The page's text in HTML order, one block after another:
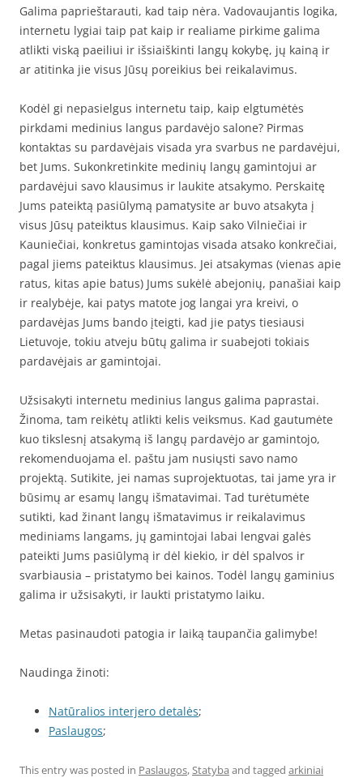
Galima paprieštarauti, kad taip nėra. Vadovaujantis logika,
internetu lygiai taip pat kaip ir realiame pirkime galima
atlikti viską paeiliui ir išsiaiškinti langų kokybę, jų kainą ir
ar atitinka jie visus Jūsų poreikius bei reikalavimus.
Kodėl gi nepasielgus internetu taip, kaip elgtumėtės
pirkdami medinius langus pardavėjo salone? Pirmas
kontaktas su pardavėjais visada yra svarbus ne pardavėjui,
bet Jums. Sukonkretinkite medinių langų gamintojui ar
pardavėjui savo klausimus ir laukite atsakymo. Perskaitę
Jums pateiktą pasiūlymą pamatysite ar buvo atsakyta į
visus Jūsų pateiktus klausimus. Kaip sako Vilniečiai ir
Kauniečiai, konkretus gamintojas visada atsako konkrečiai,
pagal jiems pateiktus klausimus. Jei atsakymas (vienas apie
ratus, kitas apie batus) Jums sukėlė abejonių, panašiai kaip
ir realybėje, kai patys matote jog langai yra kreivi, o
pardavėjas Jums bando įteigti, kad jie patys tiesiausi
Lietuvoje, tokiu atveju būtų galima ir suabejoti tokiais
pardavėjais ar gamintojai.
Užsisakyti internetu medinius langus galima paprastai.
Žinoma, tam reikėtų atlikti kelis veiksmus. Kad gautumėte
kuo tikslesnį atsakymą iš langų pardavėjo ar gamintojo,
rekomenduojama el. paštu jam nusiųsti savo namo
projektą. Sutikite, jei namas suprojektuotas, tai jame yra ir
būsimų ar esamų langų išmatavimai. Tad turėtumėte
sutikti, kad žinant langų išmatavimus ir reikalavimus
mediniams langams, jų gamintojai labai lengvai galės
pateikti Jums pasiūlymą ir dėl kiekio, ir dėl spalvos ir
svarbiausia – pristatymo bei kainos. Todėl langų gaminius
galima ir užsisakyti, ir laukti pristatymo laiku.
Metas pasinaudoti patogia ir laiką taupančia galimybe!
Naudinga žinoti:
Natūralios interjero detalės;
Paslaugos;
This entry was posted in Paslaugos,Statyba and tagged arkiniai